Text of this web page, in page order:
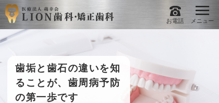
お電話 メニュー
歯垢と歯石の違いを知
ることが、歯周病予防
の第一歩です